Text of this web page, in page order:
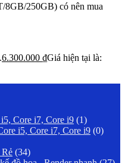
8GB/250GB) có nên mua
6.300.000 ₫Giá hiện tại là:
Core i7, Core i9 (1)
i5, Core i7, Core i9 (0)
(34)